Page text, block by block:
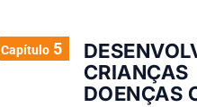
Capítulo5
DOENÇAS